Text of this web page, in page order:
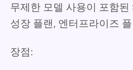
무제한 모델 사용이 포함
성장 플랜, 엔터프라이즈
장점: